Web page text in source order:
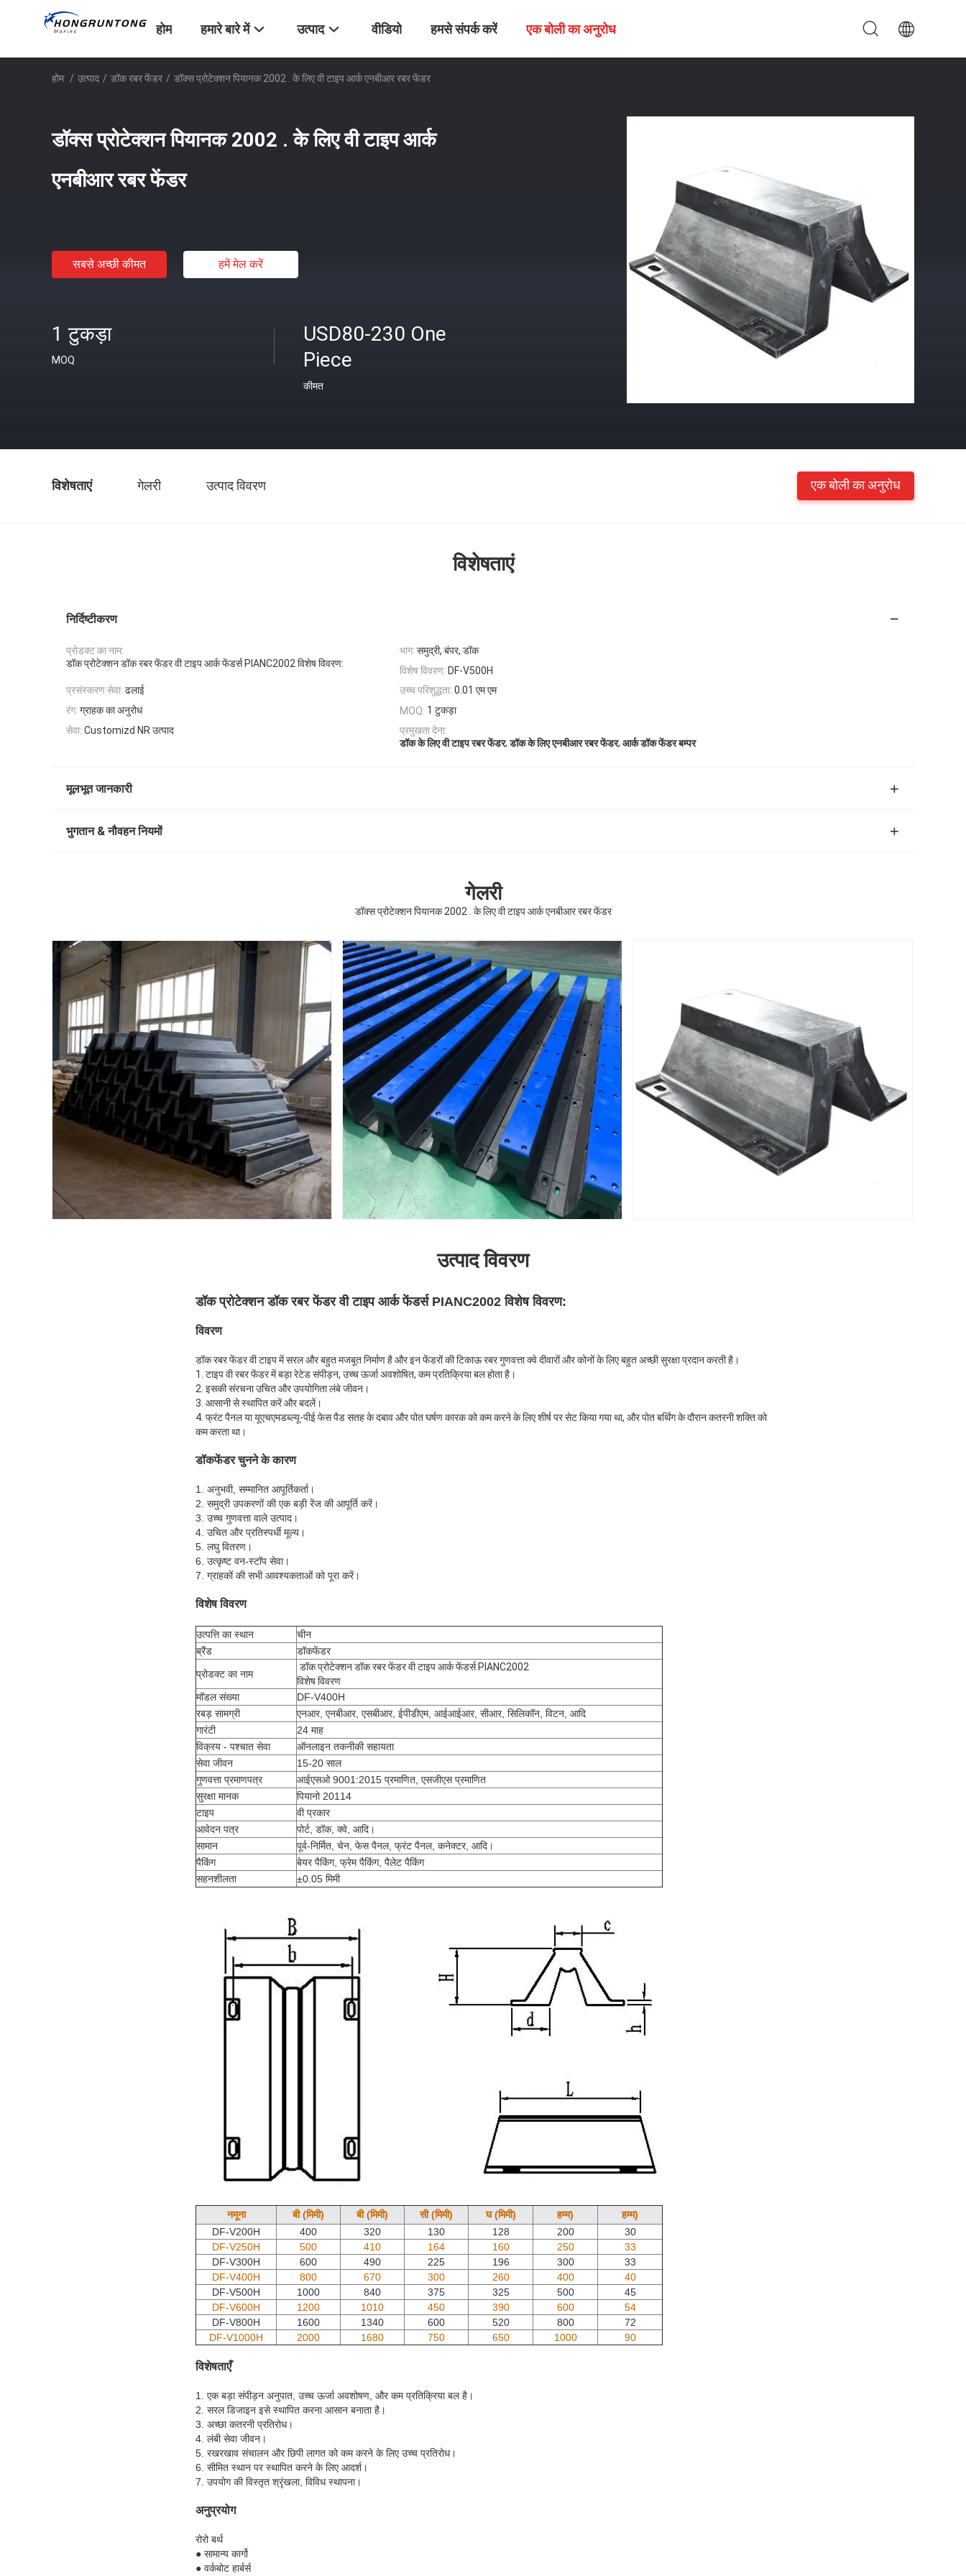
होम हमारे बारे में उत्पाद वीडियो हमसे संपर्क करें एक बोली का अनुरोध
होम / उत्पाद / डॉक रबर फेंडर / डॉक्स प्रोटेक्शन पियानक 2002 . के लिए वी टाइप आर्क एनबीआर रबर फेंडर
डॉक्स प्रोटेक्शन पियानक 2002 . के लिए वी टाइप आर्क
एनबीआर रबर फेंडर
सबसे अच्छी कीमत हमें मेल करें
1 टुकड़ा
MOQ
USD80-230 One
Piece
कीमत
विशेषताएं गेलरी उत्पाद विवरण एक बोली का अनुरोध
विशेषताएं
निर्दिष्टीकरण
प्रोडक्ट का नाम:
डॉक प्रोटेक्शन डॉक रबर फेंडर वी टाइप आर्क फेंडर्स PIANC2002 विशेष विवरण:
भाग: समुद्री, बंपर, डॉक
विशेष विवरण: DF-V500H
प्रसंस्करण सेवा: ढलाई उच्च परिशुद्धता: 0.01 एम एम
रंग: ग्राहक का अनुरोध MOQ: 1 टुकड़ा
सेवा: Customizd NR उत्पाद
प्रमुखता देना:
डॉक के लिए वी टाइप रबर फेंडर,डॉक के लिए एनबीआर रबर फेंडर, आर्क डॉक फेंडर बम्पर
मूलभूत जानकारी
भुगतान & नौवहन नियमों
गेलरी
डॉक्स प्रोटेक्शन पियानक 2002 . के लिए वी टाइप आर्क एनबीआर रबर फेंडर
उत्पाद विवरण
डॉक प्रोटेक्शन डॉक रबर फेंडर वी टाइप आर्क फेंडर्स PIANC2002 विशेष विवरण:
विवरण
डॉक रबर फेंडर वी टाइप में सरल और बहुत मजबूत निर्माण है और इन फेंडरों की टिकाऊ रबर गुणवत्ता क्वे दीवारों और कोनों के लिए बहुत अच्छी सुरक्षा प्रदान करती है।
1. टाइप वी रबर फेंडर में बड़ा रेटेड संपीड़न, उच्च ऊर्जा अवशोषित, कम प्रतिक्रिया बल होता है।
2. इसकी संरचना उचित और उपयोगिता लंबे जीवन।
3. आसानी से स्थापित करें और बदलें।
4. फ्रंट पैनल या यूएचएमडब्ल्यू-पीई फेस पैड सतह के दबाव और पोत घर्षण कारक को कम करने के लिए शीर्ष पर सेट किया गया था, और पोत बर्थिंग के दौरान कतरनी शक्ति को
कम करता था।
डॉकफेंडर चुनने के कारण
1. अनुभवी, सम्मानित आपूर्तिकर्ता।
2. समुद्री उपकरणों की एक बड़ी रेंज की आपूर्ति करें।
3. उच्च गुणवत्ता वाले उत्पाद।
4. उचित और प्रतिस्पर्धी मूल्य।
5. लघु वितरण।
6. उत्कृष्ट वन-स्टॉप सेवा।
7. ग्राहकों की सभी आवश्यकताओं को पूरा करें।
विशेष विवरण
उत्पत्ति का स्थान
चीन
ब्रैंड
डॉकफेंडर
प्रोडक्ट का नाम
डॉक प्रोटेक्शन डॉक रबर फेंडर वी टाइप आर्क फेंडर्स PIANC2002
विशेष विवरण
मॉडल संख्या
DF-V400H
रबड़ सामग्री
एनआर, एनबीआर, एसबीआर, ईपीडीएम, आईआईआर, सीआर, सिलिकॉन, विटन, आदि
गारंटी
24 माह
विक्रय - पश्चात सेवा
ऑनलाइन तकनीकी सहायता
सेवा जीवन
15-20 साल
गुणवत्ता प्रमाणपत्र
आईएसओ 9001:2015 प्रमाणित, एसजीएस प्रमाणित
सुरक्षा मानक
पियानो 20114
टाइप
वी प्रकार
आवेदन पत्र
पोर्ट, डॉक, क्वे, आदि।
सामान
पूर्व-निर्मित, चेन, फेस पैनल, फ्रंट पैनल, कनेक्टर, आदि।
पैकिंग
बेयर पैकिंग, फ्रेम पैकिंग, पैलेट पैकिंग
सहनशीलता
±0.05 मिमी
नमूना बी (मिमी) बी (मिमी) सी (मिमी) घ (मिमी) हम्म)
हम्म)
DF-V200H
400 320 130 128 200
30
DF-V250H
500 410 164 160 250
33
DF-V300H
600 490 225 196 300
33
DF-V400H
800 670 300 260 400
40
DF-V500H
1000 840 375 325 500
45
DF-V600H
1200 1010 450 390 600
54
DF-V800H
1600 1340 600 520 800
72
DF-V1000H
2000 1680 750 650 1000 90
विशेषताएँ
1. एक बड़ा संपीड़न अनुपात, उच्च ऊर्जा अवशोषण, और कम प्रतिक्रिया बल है।
2. सरल डिजाइन इसे स्थापित करना आसान बनाता है।
3. अच्छा कतरनी प्रतिरोध।
4. लंबी सेवा जीवन।
5. रखरखाव संचालन और छिपी लागत को कम करने के लिए उच्च प्रतिरोध।
6. सीमित स्थान पर स्थापित करने के लिए आदर्श।
7. उपयोग की विस्तृत श्रृंखला, विविध स्थापना।
अनुप्रयोग
रोरो बर्थ
● सामान्य कार्गो
● वर्कबोट हार्बर्स